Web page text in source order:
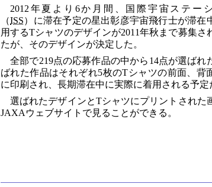
2012年夏より6か月間、国際宇宙ステー
（ISS）に滞在予定の星出彰彦宇宙飛行士が滞在
用するTシャツのデザインが2011年秋まで募集さ
たが、そのデザインが決定した。
全部で219点の応募作品の中から14点が選ばれ
ばれた作品はそれぞれ5枚のTシャツの前面、背
に印刷され、長期滞在中に実際に着用される予定
選ばれたデザインとTシャツにプリントされた
JAXAウェブサイトで見ることができる。